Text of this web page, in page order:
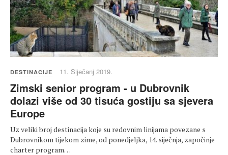
DESTINACIJE 11. Siječanj 2019.
Zimski senior program - u Dubrovnik
dolazi više od 30 tisuća gostiju sa sjevera
Europe
Uz veliki broj destinacija koje su redovnim linijama povezane s
Dubrovnikom tijekom zime, od ponedjeljka, 14. siječnja, započinje
charter program…